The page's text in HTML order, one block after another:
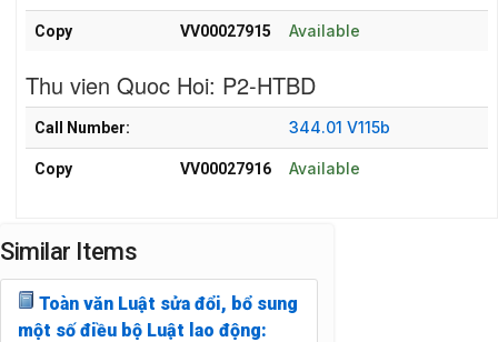
Copy VV00027915 Available
Thu vien Quoc Hoi: P2-HTBD
Call Number: 344.01 V115b
Copy VV00027916 Available
Similar Items
Toàn văn Luật sửa đổi, bổ sung
một số điều bộ Luật lao động: